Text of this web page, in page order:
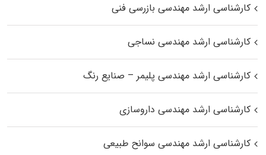
کارشناسی ارشد مهندسی بازرسی فنی
کارشناسی ارشد مهندسی نساجی
کارشناسی ارشد مهندسی پلیمر – صنایع رنگ
کارشناسی ارشد مهندسی داروسازی
کارشناسی ارشد مهندسی سوانح طبیعی